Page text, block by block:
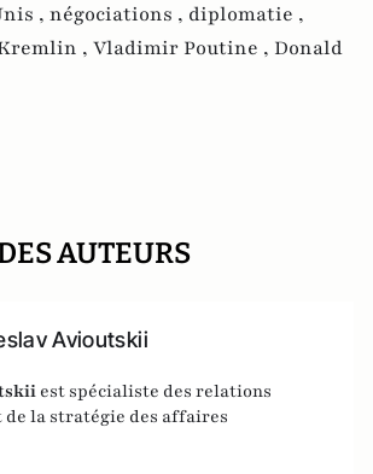
, négociations , diplomatie ,
, Vladimir Poutine , Donald
AUTEURS
Avioutskii
est spécialiste des relations
la stratégie des affaires